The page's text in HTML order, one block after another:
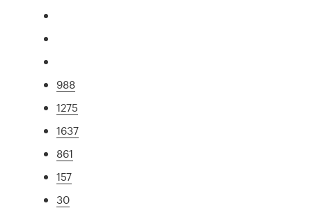
988
1275
1637
861
157
30